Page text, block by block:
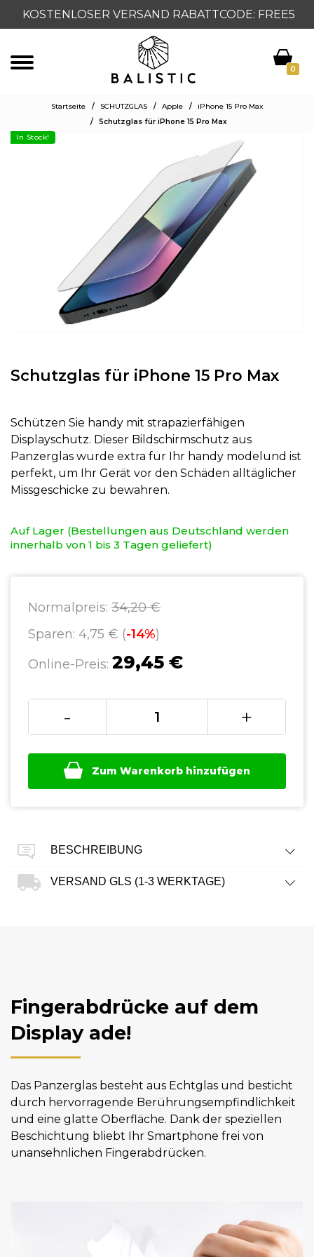
KOSTENLOSER VERSAND RABATTCODE: FREE5
0
Startseite / SCHUTZGLAS / Apple /
iPhone 15 Pro Max
/
Schutzglas für iPhone 15 Pro Max
In Stock!
Schutzglas für iPhone 15 Pro Max
Schützen Sie handy mit strapazierfähigen
Displayschutz. Dieser Bildschirmschutz aus
Panzerglas wurde extra für Ihr handy modelund ist
perfekt, um Ihr Gerät vor den Schäden alltäglicher
Missgeschicke zu bewahren.
Auf Lager (Bestellungen aus Deutschland werden
innerhalb von 1 bis 3 Tagen geliefert)
Normalpreis: 34,20 €
Sparen: 4,75 € (-14%)
Online-Preis: 29,45 €
- +
Zum Warenkorb hinzufügen
BESCHREIBUNG
VERSAND GLS (1-3 WERKTAGE)
Fingerabdrücke auf dem
Display ade!
Das Panzerglas besteht aus Echtglas und besticht
durch hervorragende Berührungsempfindlichkeit
und eine glatte Oberfläche. Dank der speziellen
Beschichtung bliebt Ihr Smartphone frei von
unansehnlichen Fingerabdrücken.